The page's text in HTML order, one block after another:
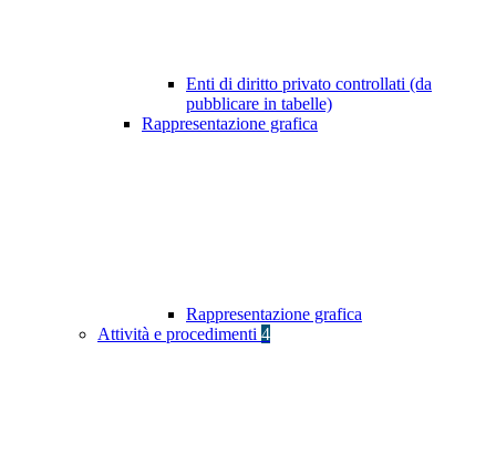
Enti di diritto privato controllati (da
pubblicare in tabelle)
Rappresentazione grafica
Rappresentazione grafica
Attività e procedimenti 4